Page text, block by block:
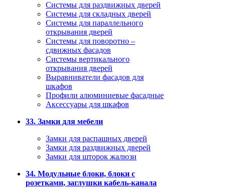
Системы для раздвижных дверей
Системы для складных дверей
Системы для параллельного
открывания дверей
Системы для поворотно –
сдвижных фасадов
Системы вертикального
открывания дверей
Выравниватели фасадов для
шкафов
Профили алюминиевые фасадные
Аксессуары для шкафов
33. Замки для мебели
Замки для распашных дверей
Замки для раздвижных дверей
Замки для шторок жалюзи
34. Модульные блоки, блоки с
розетками, заглушки кабель-канала